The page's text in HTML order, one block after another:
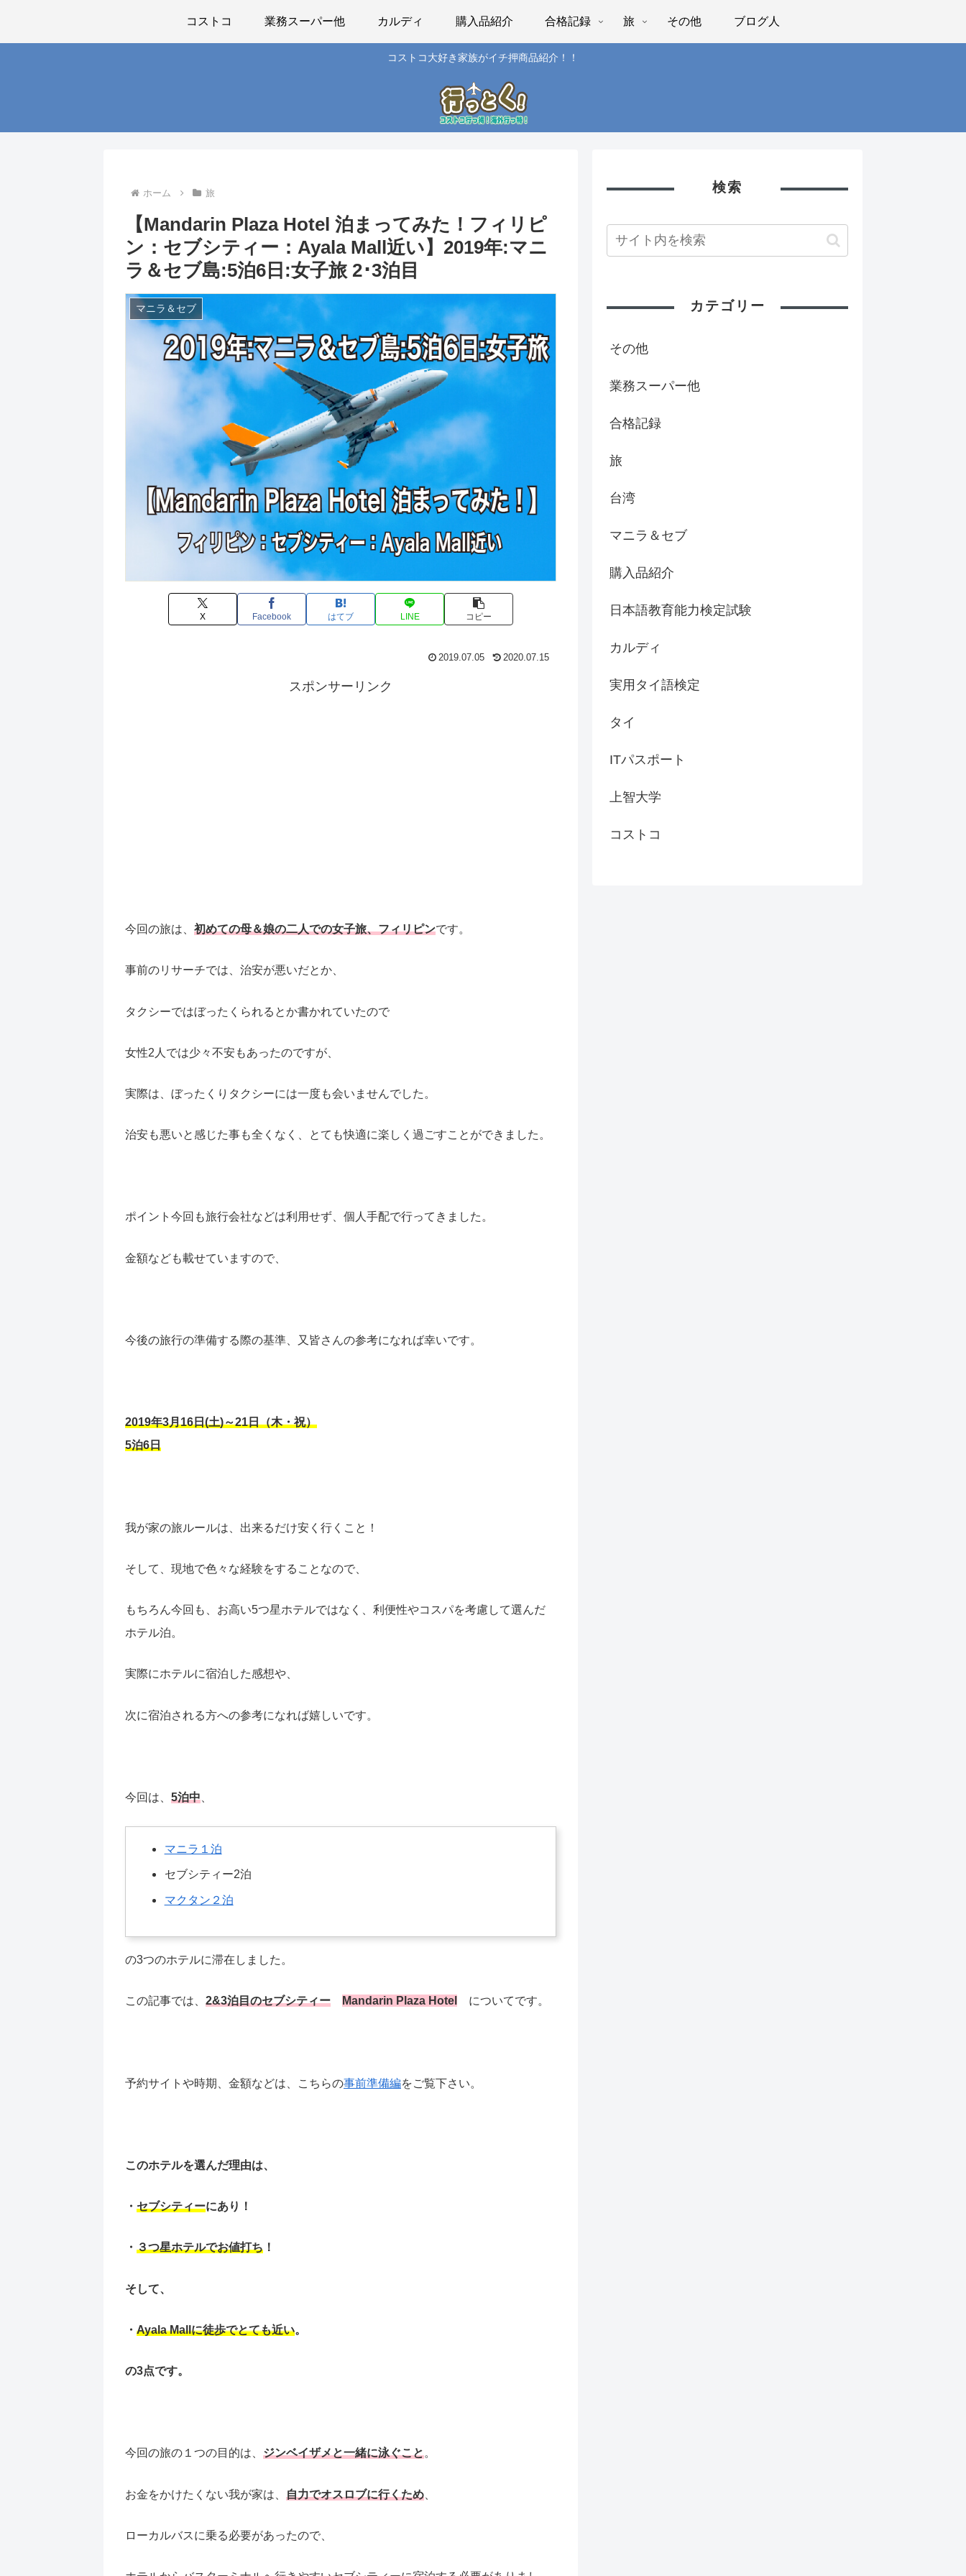
コストコ大好き家族がイチ押商品紹介！！
コストコ 業務スーパー他 カルディ 購入品紹介 合格記録 旅 その他 ブログ人
ホーム 旅
【Mandarin Plaza Hotel 泊まってみた！フィリピ
ン：セブシティー：Ayala Mall近い】2019年:マニ
ラ＆セブ島:5泊6日:女子旅 2･3泊目
マニラ＆セブ
X Facebook はてブ LINE コピー
2019.07.05 2020.07.15
スポンサーリンク
今回の旅は、 初めての母＆娘の二人での女子旅、フィリピンです。
事前のリサーチでは、治安が悪いだとか、
タクシーではぼったくられるとか書かれていたので
女性2人では少々不安もあったのですが、
実際は、ぼったくりタクシーには一度も会いませんでした。
治安も悪いと感じた事も全くなく、とても快適に楽しく過ごすことができました。
ポイント 今回も旅行会社などは利用せず、個人手配で行ってきました。
金額なども載せていますので、
今後の旅行の準備する際の基準、又皆さんの参考になれば幸いです。
2019年3月16日(土)～21日（木・祝）
5泊6日
我が家の旅ルールは、出来るだけ安く行くこと！
そして、現地で色々な経験をすることなので、
もちろん今回も、お高い5つ星ホテルではなく、利便性やコスパを考慮して選んだ
ホテル泊。
実際にホテルに宿泊した感想や、
次に宿泊される方への参考になれば嬉しいです。
今回は、 5泊中
マニラ１泊
セブシティー2泊
マクタン２泊
の3つのホテルに滞在しました。
この記事では、 2&3泊目のセブシティー Mandarin Plaza Hotel についてです。
予約サイトや時期、金額などは、こちらの事前準備編をご覧下さい。
このホテルを選んだ理由は、
・ セブシティーにあり！
・ ３つ星ホテルでお値打ち ！
そして、
・ Ayala Mallに徒歩でとても近い。
の3点です。
今回の旅の１つの目的は、 ジンベイザメと一緒に泳ぐこと。
お金をかけたくない我が家は、 自力でオスロブに行くため
ローカルバスに乗る必要があったので、
検索
カテゴリー
その他
業務スーパー他
合格記録
旅
台湾
マニラ＆セブ
購入品紹介
日本語教育能力検定試験
カルディ
実用タイ語検定
タイ
ITパスポート
上智大学
コストコ